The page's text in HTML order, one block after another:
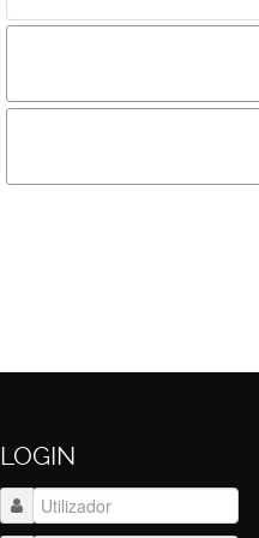
Incluir imagem :
Os visitantes não estão
Primeiro autentique-se...
LOGIN